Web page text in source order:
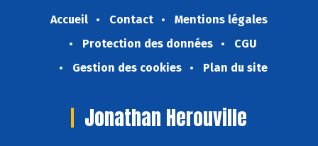
Accueil Contact
Mentions légales
Protection des données
CGU
Gestion des cookies
Plan du site
Jonathan Herouville